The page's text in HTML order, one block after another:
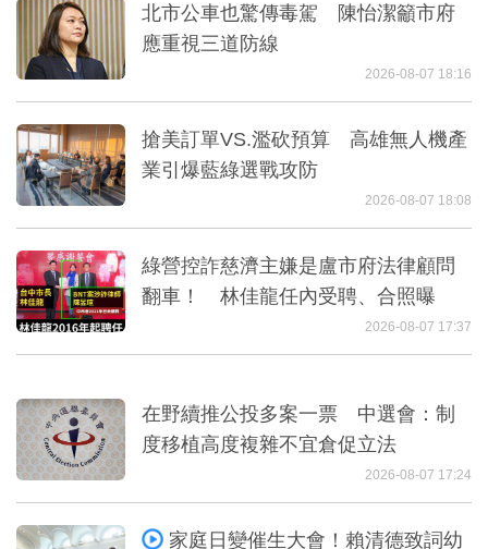
北市公車也驚傳毒駕 陳怡潔籲市府
應重視三道防線
2026-08-07 18:16
搶美訂單VS.濫砍預算 高雄無人機產
業引爆藍綠選戰攻防
2026-08-07 18:08
綠營控詐慈濟主嫌是盧市府法律顧問
翻車！ 林佳龍任內受聘、合照曝
2026-08-07 17:37
在野續推公投多案一票 中選會：制
度移植高度複雜不宜倉促立法
2026-08-07 17:24
家庭日變催生大會！賴清德致詞幼